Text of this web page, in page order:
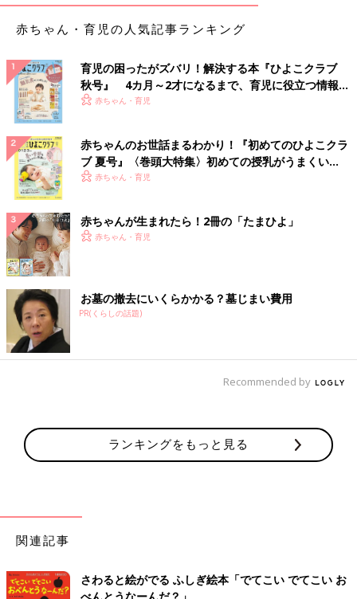
赤ちゃん・育児の人気記事ランキング
育児の困ったがズバリ！解決する本『ひよこクラブ
秋号』 4カ月～2才になるまで、育児に役立つ情報が
いっぱい！
赤ちゃん・育児
赤ちゃんのお世話まるわかり！『初めてのひよこクラ
ブ 夏号』〈巻頭大特集〉初めての授乳がうまくい
く！ おっぱい・ミルクの基本と夏のトラブル 解決テ
赤ちゃん・育児
赤ちゃんが生まれたら！2冊の「たまひよ」
赤ちゃん・育児
お墓の撤去にいくらかかる？墓じまい費用
PR(くらしの話題)
Recommended by
ランキングをもっと見る
関連記事
さわると絵がでる ふしぎ絵本「でてこい でてこい お